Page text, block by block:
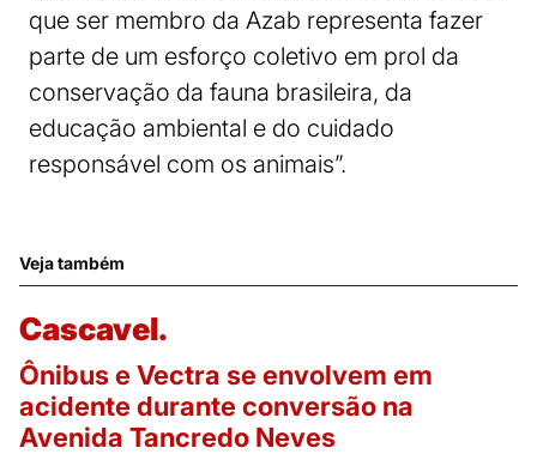
que ser membro da Azab representa fazer
parte de um esforço coletivo em prol da
conservação da fauna brasileira, da
educação ambiental e do cuidado
responsável com os animais”.
Veja também
Cascavel.
Ônibus e Vectra se envolvem em
acidente durante conversão na
Avenida Tancredo Neves